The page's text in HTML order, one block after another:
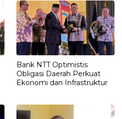
Bank NTT Optimistis
Obligasi Daerah Perkuat
Ekonomi dan Infrastruktur